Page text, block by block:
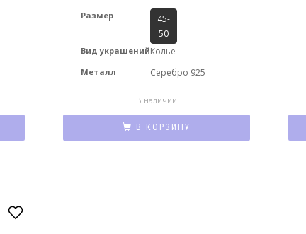
Размер
45-
50
Вид украшенийКолье
Металл Серебро 925
В наличии
В КОРЗИНУ